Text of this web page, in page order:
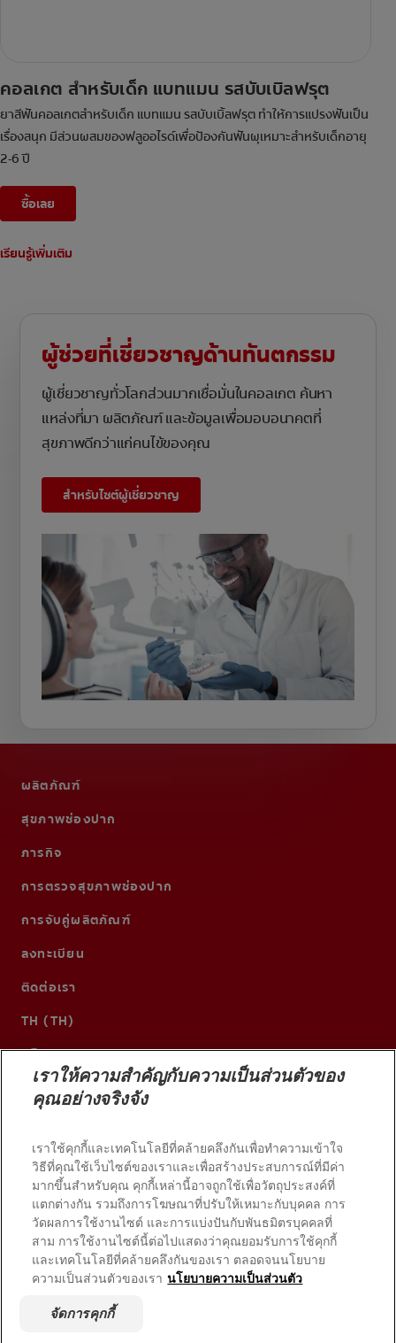
คอลเกต สำหรับเด็ก แบทแมน รสบับเบิลฟรุต
ยาสีฟันคอลเกตสำหรับเด็ก แบทแมน รสบับเบิ้ลฟรุต ทำให้การแปรงฟันเป็น
เรื่องสนุก มีส่วนผสมของฟลูออไรด์เพื่อป้องกันฟันผุเหมาะสำหรับเด็กอายุ
2-6 ปี
ซื้อเลย
เรียนรู้เพิ่มเติม
ผู้ช่วยที่เชี่ยวชาญด้านทันตกรรม
ผู้เชี่ยวชาญทั่วโลกส่วนมากเชื่อมั่นในคอลเกต ค้นหา
แหล่งที่มา ผลิตภัณฑ์ และข้อมูลเพื่อมอบอนาคตที่
สุขภาพดีกว่าแก่คนไข้ของคุณ
สำหรับไซต์ผู้เชี่ยวชาญ
ผลิตภัณฑ์
สุขภาพช่องปาก
ภารกิจ
การตรวจสุขภาพช่องปาก
การจับคู่ผลิตภัณฑ์
ลงทะเบียน
ติดต่อเรา
TH (TH)
© 2026 บริษัท คอลเกต-ปาล์มโอลีฟ สงวนลิขสิทธิ์
เงื่อนไขการใช้งาน
นโยบายความเป็นส่วนตัว
เราให้ความสำคัญกับความเป็นส่วนตัวของ
คุณอย่างจริงจัง
เราใช้คุกกี้และเทคโนโลยีที่คล้ายคลึงกันเพื่อทำความเข้าใจ
วิธีที่คุณใช้เว็บไซต์ของเราและเพื่อสร้างประสบการณ์ที่มีค่า
มากขึ้นสำหรับคุณ คุกกี้เหล่านี้อาจถูกใช้เพื่อวัตถุประสงค์ที่
แตกต่างกัน รวมถึงการโฆษณาที่ปรับให้เหมาะกับบุคคล การ
วัดผลการใช้งานไซต์ และการแบ่งปันกับพันธมิตรบุคคลที่
สาม การใช้งานไซต์นี้ต่อไปแสดงว่าคุณยอมรับการใช้คุกกี้
และเทคโนโลยีที่คล้ายคลึงกันของเรา ตลอดจนนโยบาย
ความเป็นส่วนตัวของเรา นโยบายความเป็นส่วนตัว
จัดการคุกกี้